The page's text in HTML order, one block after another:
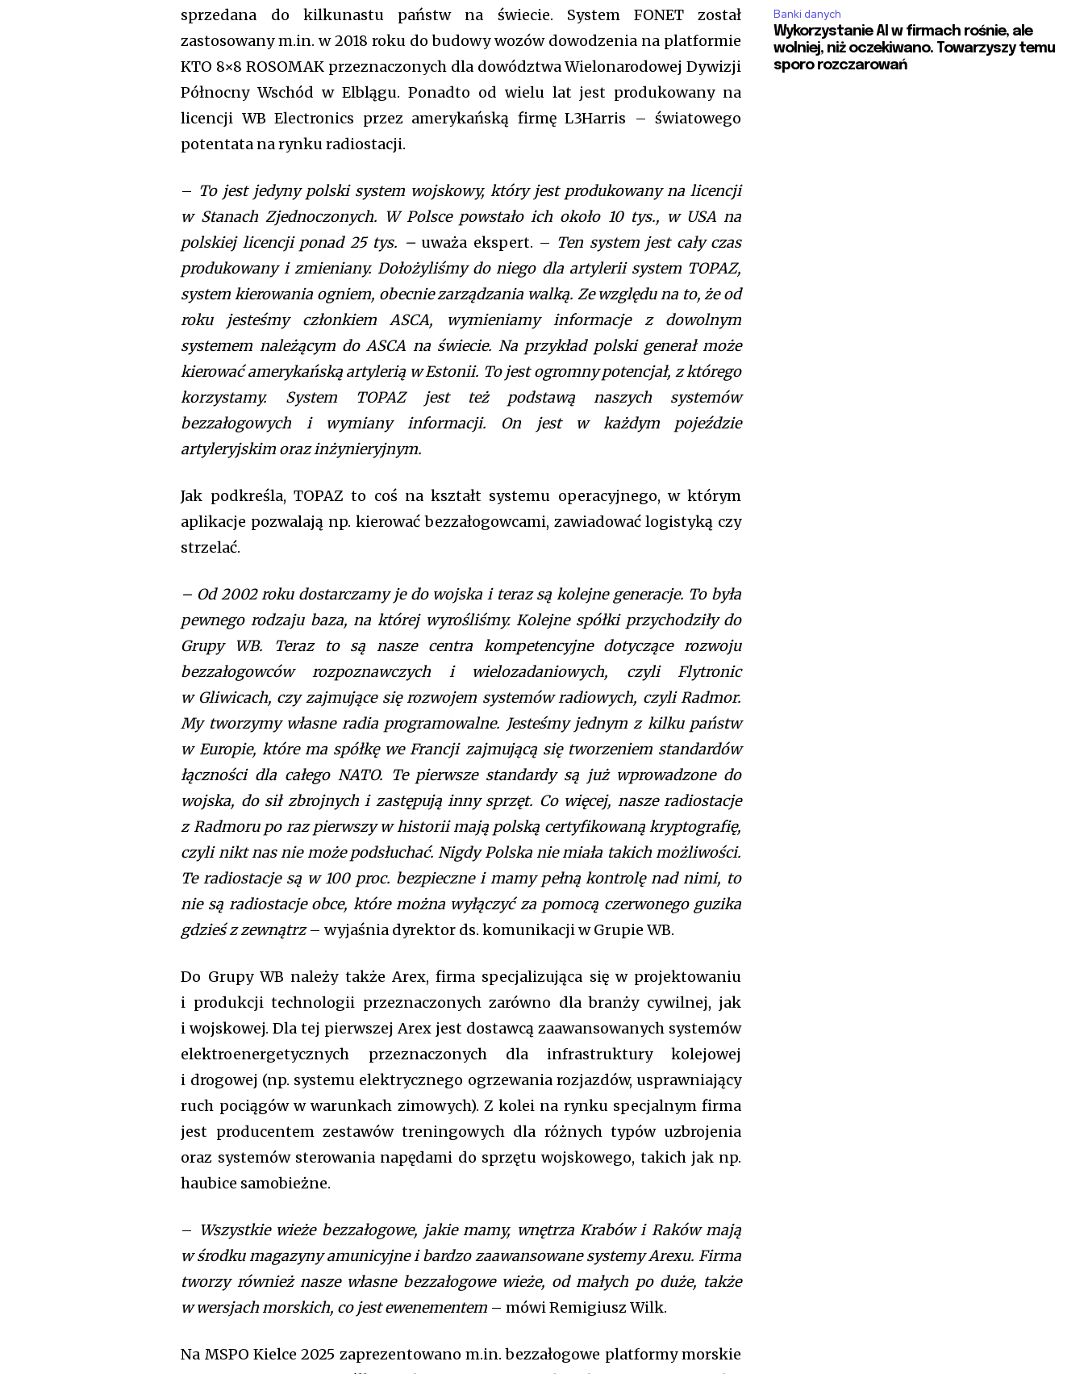
sprzedana do kilkunastu państw na świecie. System FONET został
zastosowany m.in. w 2018 roku do budowy wozów dowodzenia na platformie
KTO 8×8 ROSOMAK przeznaczonych dla dowództwa Wielonarodowej Dywizji
Północny Wschód w Elblągu. Ponadto od wielu lat jest produkowany na
licencji WB Electronics przez amerykańską firmę L3Harris – światowego
potentata na rynku radiostacji.
– To jest jedyny polski system wojskowy, który jest produkowany na licencji
w Stanach Zjednoczonych. W Polsce powstało ich około 10 tys., w USA na
polskiej licencji ponad 25 tys. – uważa ekspert. – Ten system jest cały czas
produkowany i zmieniany. Dołożyliśmy do niego dla artylerii system TOPAZ,
system kierowania ogniem, obecnie zarządzania walką. Ze względu na to, że od
roku jesteśmy członkiem ASCA, wymieniamy informacje z dowolnym
systemem należącym do ASCA na świecie. Na przykład polski generał może
kierować amerykańską artylerią w Estonii. To jest ogromny potencjał, z którego
korzystamy. System TOPAZ jest też podstawą naszych systemów
bezzałogowych i wymiany informacji. On jest w każdym pojeździe
artyleryjskim oraz inżynieryjnym.
Jak podkreśla, TOPAZ to coś na kształt systemu operacyjnego, w którym
aplikacje pozwalają np. kierować bezzałogowcami, zawiadować logistyką czy
strzelać.
– Od 2002 roku dostarczamy je do wojska i teraz są kolejne generacje. To była
pewnego rodzaju baza, na której wyrośliśmy. Kolejne spółki przychodziły do
Grupy WB. Teraz to są nasze centra kompetencyjne dotyczące rozwoju
bezzałogowców rozpoznawczych i wielozadaniowych, czyli Flytronic
w Gliwicach, czy zajmujące się rozwojem systemów radiowych, czyli Radmor.
My tworzymy własne radia programowalne. Jesteśmy jednym z kilku państw
w Europie, które ma spółkę we Francji zajmującą się tworzeniem standardów
łączności dla całego NATO. Te pierwsze standardy są już wprowadzone do
wojska, do sił zbrojnych i zastępują inny sprzęt. Co więcej, nasze radiostacje
z Radmoru po raz pierwszy w historii mają polską certyfikowaną kryptografię,
czyli nikt nas nie może podsłuchać. Nigdy Polska nie miała takich możliwości.
Te radiostacje są w 100 proc. bezpieczne i mamy pełną kontrolę nad nimi, to
nie są radiostacje obce, które można wyłączyć za pomocą czerwonego guzika
gdzieś z zewnątrz– wyjaśnia dyrektor ds. komunikacji w Grupie WB.
Do Grupy WB należy także Arex, firma specjalizująca się w projektowaniu
i produkcji technologii przeznaczonych zarówno dla branży cywilnej, jak
i wojskowej. Dla tej pierwszej Arex jest dostawcą zaawansowanych systemów
elektroenergetycznych przeznaczonych dla infrastruktury kolejowej
i drogowej (np. systemu elektrycznego ogrzewania rozjazdów, usprawniający
ruch pociągów w warunkach zimowych). Z kolei na rynku specjalnym firma
jest producentem zestawów treningowych dla różnych typów uzbrojenia
oraz systemów sterowania napędami do sprzętu wojskowego, takich jak np.
haubice samobieżne.
– Wszystkie wieże bezzałogowe, jakie mamy, wnętrza Krabów i Raków mają
w środku magazyny amunicyjne i bardzo zaawansowane systemy Arexu. Firma
tworzy również nasze własne bezzałogowe wieże, od małych po duże, także
w wersjach morskich, co jest ewenementem – mówi Remigiusz Wilk.
Na MSPO Kielce 2025 zaprezentowano m.in. bezzałogowe platformy morskie
Banki danych
Wykorzystanie AI w firmach rośnie, ale
wolniej, niż oczekiwano. Towarzyszy temu
sporo rozczarowań